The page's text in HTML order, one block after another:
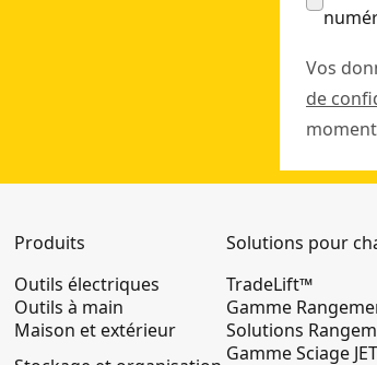
Vos
de
Produits
Outils électriques
Outils à main
Maison et extérieur
Solutions pour
TradeLift™
Gamme
Solutions
Gamme Sciage